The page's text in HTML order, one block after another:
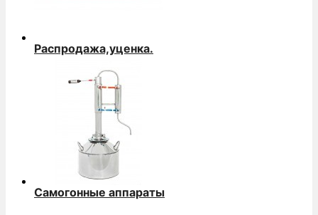
Распродажа,уценка.
Самогонные аппараты